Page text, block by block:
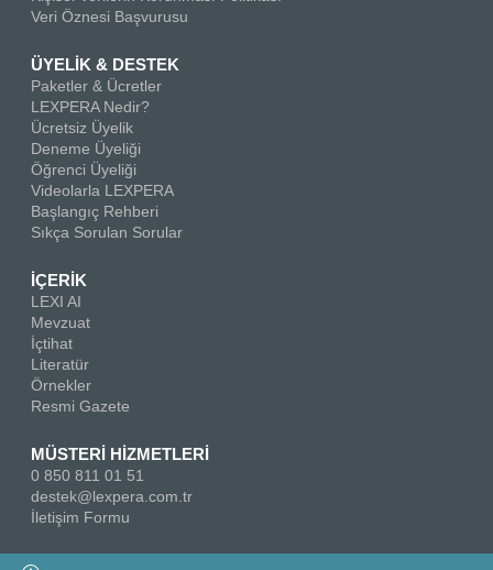
Veri Öznesi Başvurusu
ÜYELİK & DESTEK
Paketler & Ücretler
LEXPERA Nedir?
Ücretsiz Üyelik
Deneme Üyeliği
Öğrenci Üyeliği
Videolarla LEXPERA
Başlangıç Rehberi
Sıkça Sorulan Sorular
İÇERİK
LEXI AI
Mevzuat
İçtihat
Literatür
Örnekler
Resmi Gazete
MÜSTERİ HİZMETLERİ
0 850 811 01 51
destek@lexpera.com.tr
İletişim Formu
Bizi Takip Edin